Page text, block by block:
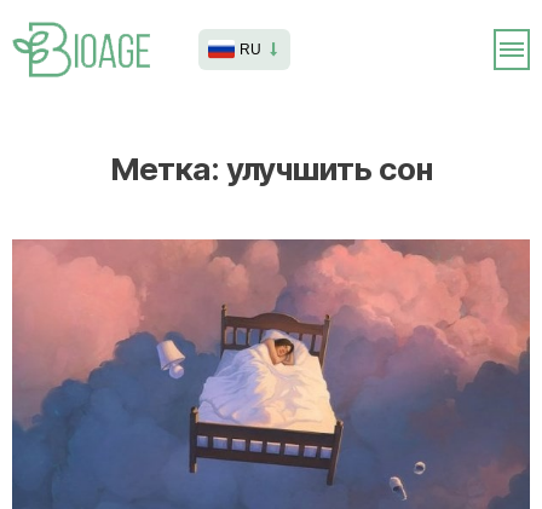
RU
Метка: улучшить сон